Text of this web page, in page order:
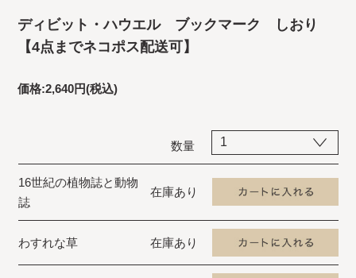
ディビット・ハウエル ブックマーク しおり
【4点までネコポス配送可】
価格:2,640円(税込)
数量
16世紀の植物誌と動物
誌
在庫あり
わすれな草 在庫あり